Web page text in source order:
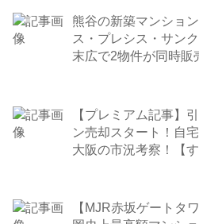
熊谷の新築マンショ
ス・プレシス・サン
末広で2物件が同時販
【プレミアム記事】
ン売却スタート！自
大阪の市況考察！【す
【MJR赤坂ゲートタ